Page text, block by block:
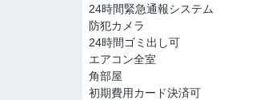
24時間緊急通報システム
防犯カメラ
24時間ゴミ出し可
エアコン全室
角部屋
初期費用カード決済可